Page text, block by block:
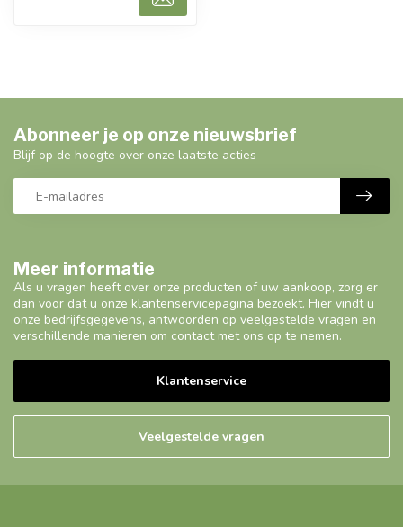
Meer informatie
Als u vragen heeft over onze producten of uw aankoop, zorg er
dan voor dat u onze klantenservicepagina bezoekt. Hier vindt u
onze bedrijfsgegevens, antwoorden op veelgestelde vragen en
verschillende manieren om contact met ons op te nemen.
Klantenservice
Veelgestelde vragen
Abonneer je op onze nieuwsbrief
Blijf op de hoogte over onze laatste acties